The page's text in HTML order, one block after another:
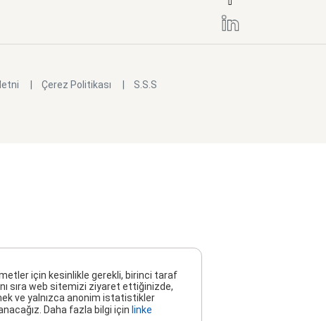
Çerez Politikası S.S.S
için kesinlikle gerekli, birinci taraf
sıra web sitemizi ziyaret ettiğinizde,
ve yalnızca anonim istatistikler
Daha fazla bilgi için linke